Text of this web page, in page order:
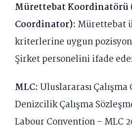
Mürettebat Koordinatörü
Coordinator): Mürettebat
kriterlerine uygun
Şirket personelini ifade
MLC:Uluslararası
Denizcilik Çalışma
Labour Convention – MLC